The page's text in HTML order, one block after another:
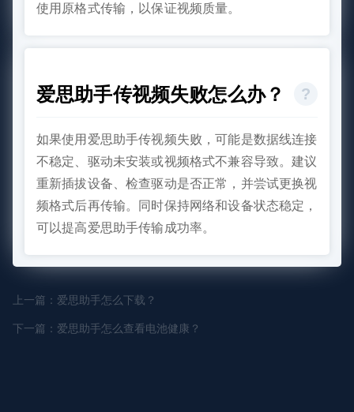
使用原格式传输，以保证视频质量。
爱思助手传视频失败怎么办？
如果使用爱思助手传视频失败，可能是数据线连接
不稳定、驱动未安装或视频格式不兼容导致。建议
重新插拔设备、检查驱动是否正常，并尝试更换视
频格式后再传输。同时保持网络和设备状态稳定，
可以提高爱思助手传输成功率。
上一篇：爱思助手怎么下载？
下一篇：爱思助手怎么查看电池健康？